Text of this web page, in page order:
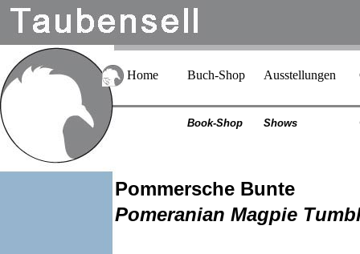
Home Buch-Shop Ausstellungen
Book-Shop Shows
Pommersche Bunte
Pomeranian Magpie